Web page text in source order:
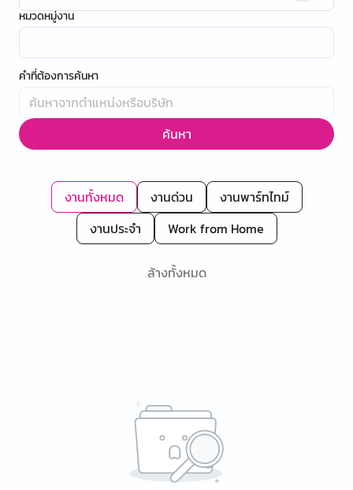
หมวดหมู่งาน
คำที่ต้องการค้นหา
ค้นหา
งานทั้งหมด งานด่วน
งานพาร์ทไทม์
งานประจำ
Work from Home
ล้างทั้งหมด